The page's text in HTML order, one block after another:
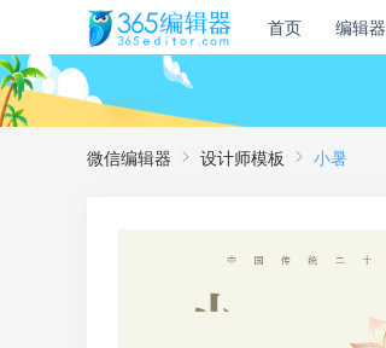
首页 编辑器
微信编辑器 设计师模板 小暑